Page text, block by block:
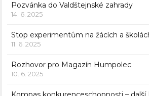
Pozvánka do Valdštejnské zahrady
14. 6. 2025
Stop experimentům na žácích a
11. 6. 2025
Rozhovor pro Magazín Humpolec
10. 6. 2025